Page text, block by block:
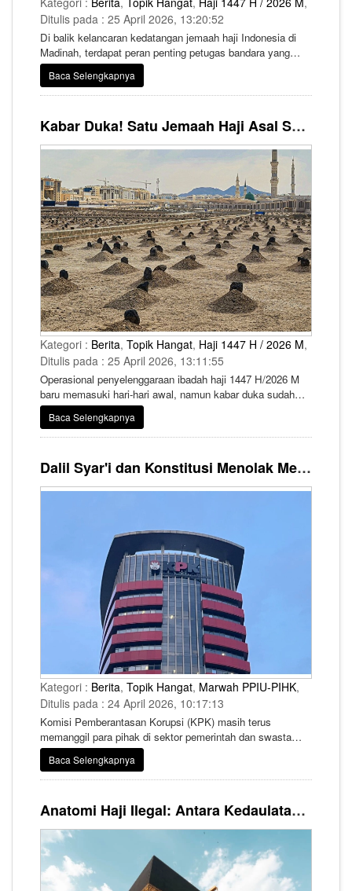
Ditulis pada : 25 April 2026, 13:20:52
Di balik kelancaran kedatangan jemaah haji Indonesia di
Madinah, terdapat peran penting petugas bandara yang
bekerja di balik layar memastikan seluruh barang bawaan
jemaah tetap aman dan terdistribusi dengan baik.
Baca Selengkapnya
Kabar Duka! Satu Jemaah Haji Asal Solo Wafat di Madinah, Pemerintah Pastikan Badal Haji
Kategori : Berita, Topik Hangat, Haji 1447 H / 2026 M,
Ditulis pada : 25 April 2026, 13:11:55
Operasional penyelenggaraan ibadah haji 1447 H/2026 M
baru memasuki hari-hari awal, namun kabar duka sudah
datang dari Tanah Suci. Seorang jemaah haji asal
Indonesia dilaporkan wafat setelah tiba di Arab Saudi.
Baca Selengkapnya
Dalil Syar'i dan Konstitusi Menolak Mengembalikan Hasil Kentungan PIHK
Kategori : Berita, Topik Hangat, Marwah PPIU-PIHK,
Ditulis pada : 24 April 2026, 10:17:13
Komisi Pemberantasan Korupsi (KPK) masih terus
memanggil para pihak di sektor pemerintah dan swasta
dalam dugaan tindak pidana korupsi kuota haji tambahan
tahun 2023-2024. Dalam perkara ini KPK telah menetapkan
4 orang tersangka dua sudah ditahan.
Baca Selengkapnya
Anatomi Haji Ilegal: Antara Kedaulatan Negara, Hak Beribadah dan Kegagalan Distribusi Keadilan